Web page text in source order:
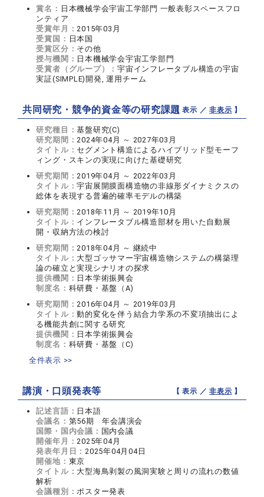
賞名： 日本機械学会宇宙工学部門 一般表彰スペースフロ
ンティア
受賞年月：2015年03月
受賞国： 日本国
受賞区分： その他
授与機関： 日本機械学会宇宙工学部門
受賞者（グループ）：宇宙インフレータブル構造の宇宙
実証(SIMPLE)開発, 運用チーム
共同研究・競争的資金等の研究課題【 表示 ／非表示 】
研究種目：基盤研究(C)
研究期間：2024年04月 ～ 2027年03月
タイトル： セグメント構造によるハイブリッド型モーフ
ィング・スキンの実現に向けた基礎研究
研究期間：2019年04月 ～ 2022年03月
タイトル：宇宙展開膜面構造物の非線形ダイナミクスの
総体を表現する普遍的確率モデルの構築
研究期間：2018年11月 ～ 2019年10月
タイトル： インフレータブル構造部材を用いた自動展
開・収納方法の検討
研究期間：2018年04月 ～ 継続中
タイトル： 大型ゴッサマー宇宙構造物システムの構築理
論の確立と実現シナリオの探求
提供機関： 日本学術振興会
制度名： 科研費・基盤（A)
研究期間：2016年04月 ～ 2019年03月
タイトル：動的変化を伴う結合力学系の不変項抽出によ
る機能共創に関する研究
提供機関： 日本学術振興会
制度名： 科研費・基盤（C)
全件表示 >>
講演・口頭発表等 【 表示 ／非表示 】
記述言語： 日本語
会議名： 第56期 年会講演会
国際・国内会議： 国内会議
開催年月：2025年04月
発表年月日：2025年04月04日
開催地： 東京
タイトル： 大型海鳥剥製の風洞実験と周りの流れの数値
解析
会議種別：ポスター発表